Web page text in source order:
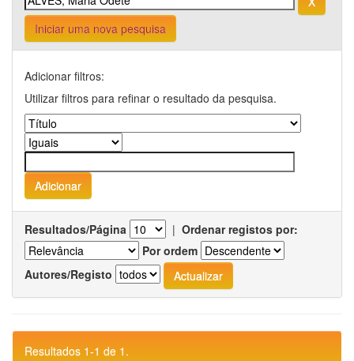
Iniciar uma nova pesquisa
Adicionar filtros:
Utilizar filtros para refinar o resultado da pesquisa.
Resultados/Página | Ordenar registos por:
Por ordem
Autores/Registo
Resultados 1-1 de 1.